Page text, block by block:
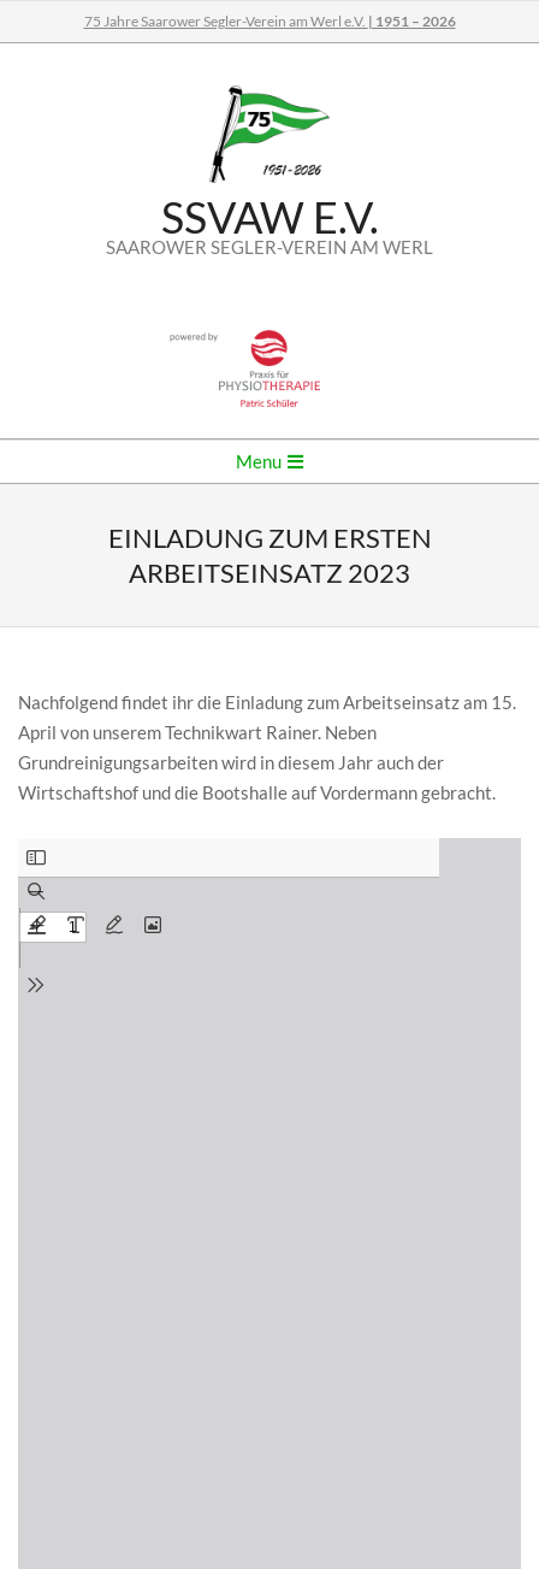
to
75 Jahre Saarower Segler-Verein am Werl e.V. | 1951 – 2026
SSVAW E.V.
SAAROWER SEGLER-VEREIN AM WERL
Navigation
Menu
EINLADUNG ZUM ERSTEN
ARBEITSEINSATZ 2023
Nachfolgend findet ihr die Einladung zum Arbeitseinsatz am 15.
April von unserem Technikwart Rainer. Neben
Grundreinigungsarbeiten wird in diesem Jahr auch der
Wirtschaftshof und die Bootshalle auf Vordermann gebracht.